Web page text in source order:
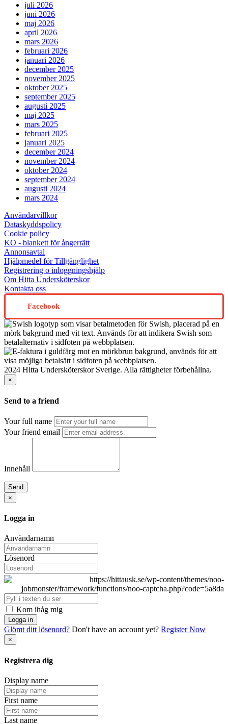
juli 2026
juni 2026
maj 2026
april 2026
mars 2026
februari 2026
januari 2026
december 2025
november 2025
oktober 2025
september 2025
augusti 2025
maj 2025
mars 2025
februari 2025
januari 2025
december 2024
november 2024
oktober 2024
september 2024
augusti 2024
mars 2024
Användarvillkor
Dataskyddspolicy
Cookie policy
KO - blankett för ångerrätt
Annonsavtal
Hjälpmedel för Tillgänglighet
Registrering o inloggningshjälp
Om Hitta Undersköterskor
Kontakta oss
Facebook
2024 Hitta Undersköterskor Sverige. Alla rättigheter förbehållna.
×
Send to a friend
Your full name
Your friend email
Innehåll
Send
×
Logga in
Användarnamn
Lösenord
Kom ihåg mig
Logga in
Glömt ditt lösenord? Don't have an account yet? Register Now
×
Registrera dig
Display name
First name
Last name